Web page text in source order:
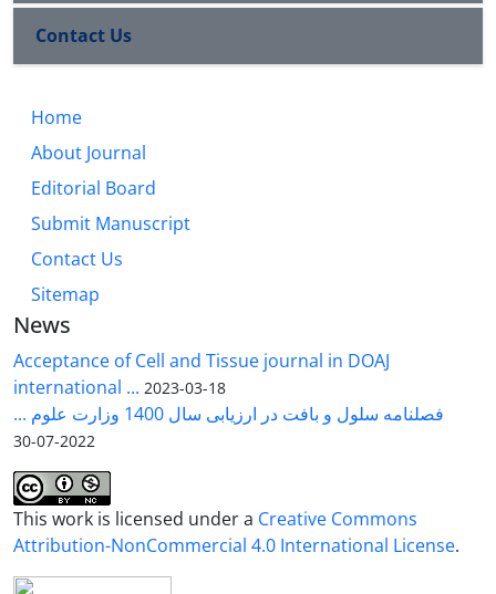
Contact Us
Home
About Journal
Editorial Board
Submit Manuscript
Contact Us
Sitemap
News
Acceptance of Cell and Tissue journal in DOAJ
international ... 2023-03-18
فصلنامه سلول و بافت در ارزیابی سال 1400 وزارت علوم ...
2022-07-30
This work is licensed under a Creative Commons
Attribution-NonCommercial 4.0 International License.